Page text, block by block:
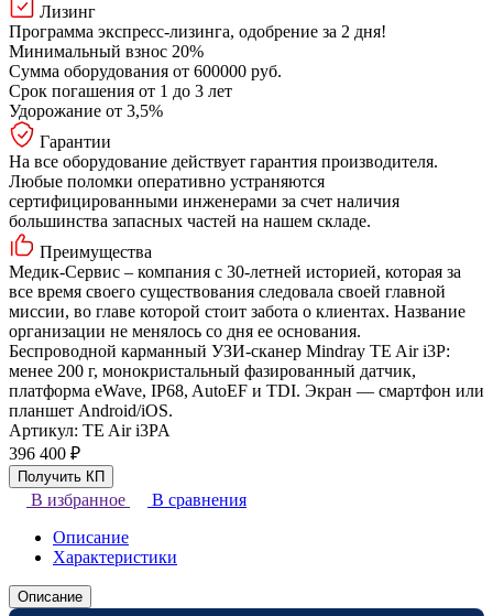
Лизинг
Программа экспресс-лизинга, одобрение за 2 дня!
Минимальный взнос 20%
Сумма оборудования от 600000 руб.
Срок погашения от 1 до 3 лет
Удорожание от 3,5%
Гарантии
На все оборудование действует гарантия производителя.
Любые поломки оперативно устраняются
сертифицированными инженерами за счет наличия
большинства запасных частей на нашем складе.
Преимущества
Медик-Сервис – компания с 30-летней историей, которая за
все время своего существования следовала своей главной
миссии, во главе которой стоит забота о клиентах. Название
организации не менялось со дня ее основания.
Беспроводной карманный УЗИ-сканер Mindray TE Air i3P:
менее 200 г, монокристальный фазированный датчик,
платформа eWave, IP68, AutoEF и TDI. Экран — смартфон или
планшет Android/iOS.
Артикул: TE Air i3PA
396 400 ₽
В избранное
В сравнения
Описание
Характеристики
Описание